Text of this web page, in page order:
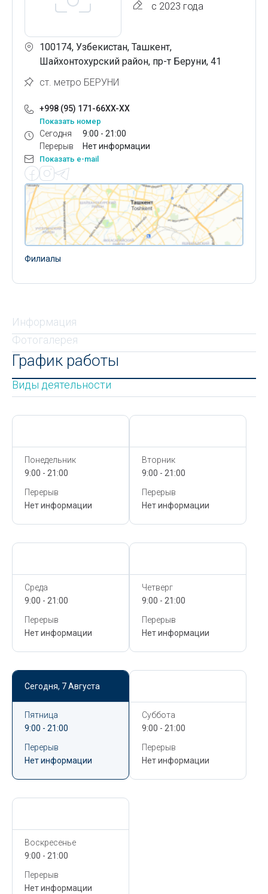
с 2023 года
100174, Узбекистан, Ташкент,
Шайхонтохурский район, пр-т Беруни, 41
ст. метро БЕРУНИ
+998 (95) 171-66XX-XX
Показать номер
Сегодня
Перерыв
9:00 - 21:00
Нет информации
Показать e-mail
Филиалы
Информация
Фотогалерея
График работы
Виды деятельности
Понедельник
9:00 - 21:00
Перерыв
Нет информации
Вторник
9:00 - 21:00
Перерыв
Нет информации
Среда
9:00 - 21:00
Перерыв
Нет информации
Четверг
9:00 - 21:00
Перерыв
Нет информации
Сегодня, 7 Августа
Пятница
9:00 - 21:00
Перерыв
Нет информации
Суббота
9:00 - 21:00
Перерыв
Нет информации
Воскресенье
9:00 - 21:00
Перерыв
Нет информации